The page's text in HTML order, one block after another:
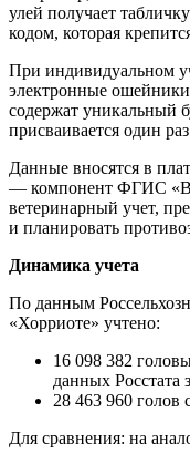
улей получает
кодом, которая
При индивидуальном
электронные
содержат уникальный
присваивается один
Данные вносятся в
— компонент ФГИС
ветеринарный учет,
и планировать
Динамика учета
По данным
«Хорриоте» учтено:
16 098 382
данных Росстата
28 463 960 голов
Для сравнения: на